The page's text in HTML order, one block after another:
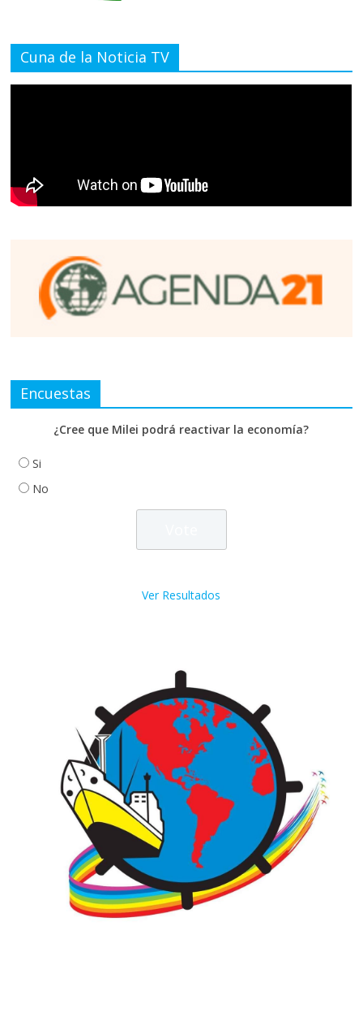
Cuna de la Noticia TV
Encuestas
¿Cree que Milei podrá reactivar la economía?
Si
No
Ver Resultados